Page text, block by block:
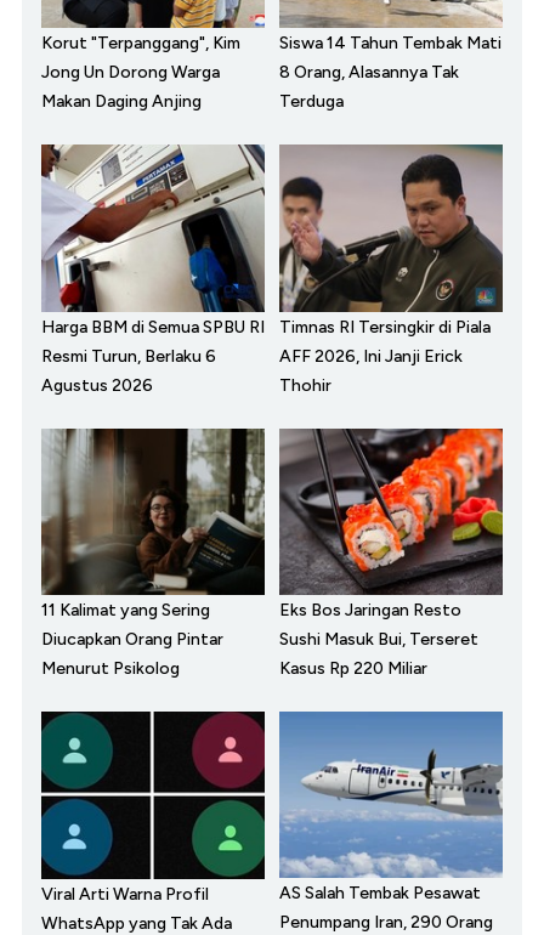
Korut "Terpanggang", Kim
Jong Un Dorong Warga
Makan Daging Anjing
Siswa 14 Tahun Tembak Mati
8 Orang, Alasannya Tak
Terduga
Harga BBM di Semua SPBU RI
Resmi Turun, Berlaku 6
Agustus 2026
Timnas RI Tersingkir di Piala
AFF 2026, Ini Janji Erick
Thohir
11 Kalimat yang Sering
Diucapkan Orang Pintar
Menurut Psikolog
Eks Bos Jaringan Resto
Sushi Masuk Bui, Terseret
Kasus Rp 220 Miliar
Viral Arti Warna Profil
WhatsApp yang Tak Ada
AS Salah Tembak Pesawat
Penumpang Iran, 290 Orang